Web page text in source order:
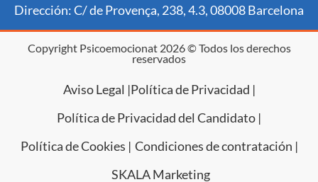
Dirección: C/ de Provença, 238, 4.3, 08008 Barcelona
Copyright Psicoemocionat 2026 © Todos los derechos
reservados
Aviso Legal |Política de Privacidad |
Política de Privacidad del Candidato |
Política de Cookies | Condiciones de contratación |
SKALA Marketing